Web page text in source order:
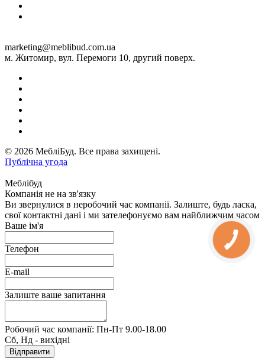
marketing@meblibud.com.ua
м. Житомир, вул. Перемоги 10, другий поверх.
© 2026 МебліБуд. Все права захищені.
Публічна угода
Меблібуд
Компанія не на зв'язку
Ви звернулися в неробочий час компанії. Залиште, будь ласка,
свої контактні дані і ми зателефонуємо вам найближчим часом
Ваше ім'я
Телефон
E-mail
Залиште ваше запитання
Робочий час компанії: Пн-Пт 9.00-18.00
Сб, Нд - вихідні